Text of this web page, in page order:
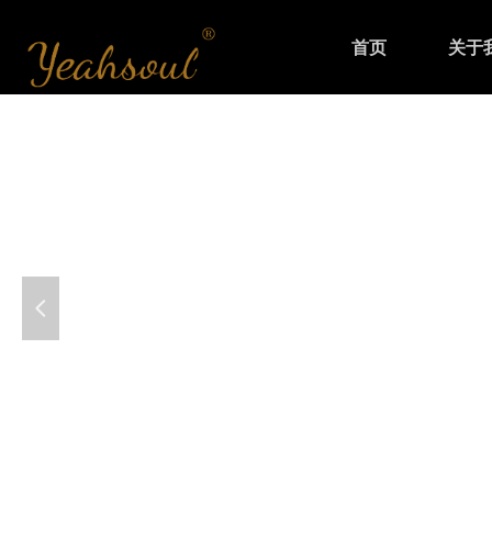
首页 关于
넳